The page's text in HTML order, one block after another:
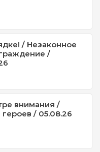
/ Незаконное
/
внимания /
/ 05.08.26